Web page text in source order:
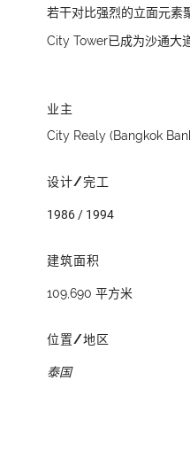
若干对比强烈的立面元素
City Tower已成为沙通大
业主
City Realy (Bangkok
设计/完工
1986 / 1994
建筑面积
109,690 平方米
位置/地区
泰国